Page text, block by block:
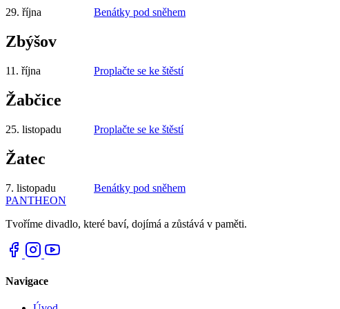
29. října Benátky pod sněhem
Zbýšov
11. října Proplačte se ke štěstí
Žabčice
25. listopadu Proplačte se ke štěstí
Žatec
7. listopadu
Benátky pod sněhem
PANTHEON
Tvoříme divadlo, které baví, dojímá a zůstává v paměti.
Navigace